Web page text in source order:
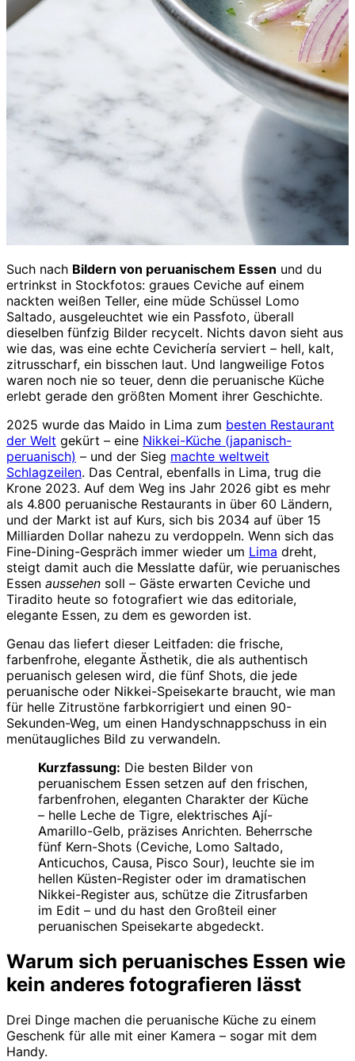
Such nach Bildern von peruanischem Essen und du
ertrinkst in Stockfotos: graues Ceviche auf einem
nackten weißen Teller, eine müde Schüssel Lomo
Saltado, ausgeleuchtet wie ein Passfoto, überall
dieselben fünfzig Bilder recycelt. Nichts davon sieht aus
wie das, was eine echte Cevichería serviert – hell, kalt,
zitrusscharf, ein bisschen laut. Und langweilige Fotos
waren noch nie so teuer, denn die peruanische Küche
erlebt gerade den größten Moment ihrer Geschichte.
2025 wurde das Maido in Lima zum besten Restaurant
der Welt gekürt – eine Nikkei-Küche (japanisch-
peruanisch) – und der Sieg machte weltweit
Schlagzeilen. Das Central, ebenfalls in Lima, trug die
Krone 2023. Auf dem Weg ins Jahr 2026 gibt es mehr
als 4.800 peruanische Restaurants in über 60 Ländern,
und der Markt ist auf Kurs, sich bis 2034 auf über 15
Milliarden Dollar nahezu zu verdoppeln. Wenn sich das
Fine-Dining-Gespräch immer wieder um Lima dreht,
steigt damit auch die Messlatte dafür, wie peruanisches
Essen aussehen soll – Gäste erwarten Ceviche und
Tiradito heute so fotografiert wie das editoriale,
elegante Essen, zu dem es geworden ist.
Genau das liefert dieser Leitfaden: die frische,
farbenfrohe, elegante Ästhetik, die als authentisch
peruanisch gelesen wird, die fünf Shots, die jede
peruanische oder Nikkei-Speisekarte braucht, wie man
für helle Zitrustöne farbkorrigiert und einen 90-
Sekunden-Weg, um einen Handyschnappschuss in ein
menütaugliches Bild zu verwandeln.
Kurzfassung: Die besten Bilder von
peruanischem Essen setzen auf den frischen,
farbenfrohen, eleganten Charakter der Küche
– helle Leche de Tigre, elektrisches Ají-
Amarillo-Gelb, präzises Anrichten. Beherrsche
fünf Kern-Shots (Ceviche, Lomo Saltado,
Anticuchos, Causa, Pisco Sour), leuchte sie im
hellen Küsten-Register oder im dramatischen
Nikkei-Register aus, schütze die Zitrusfarben
im Edit – und du hast den Großteil einer
peruanischen Speisekarte abgedeckt.
Warum sich peruanisches Essen wie
kein anderes fotografieren lässt
Drei Dinge machen die peruanische Küche zu einem
Geschenk für alle mit einer Kamera – sogar mit dem
Handy.